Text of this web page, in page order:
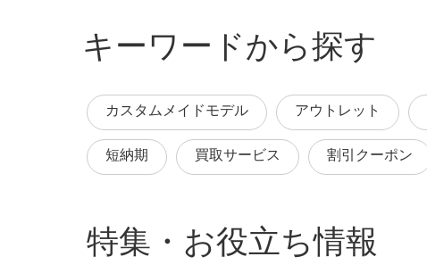
キーワードから探す
カスタムメイドモデル アウトレット
短納期 買取サービス 割引クーポン
特集・お役立ち情報